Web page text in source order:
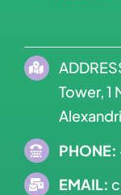
Tower, 1
PHONE:
EMAIL: